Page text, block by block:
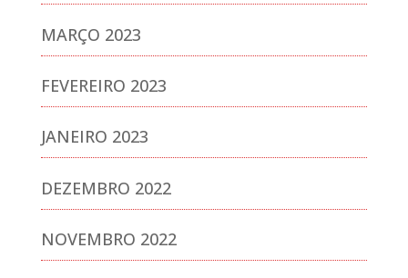
MARÇO 2023
FEVEREIRO 2023
JANEIRO 2023
DEZEMBRO 2022
NOVEMBRO 2022